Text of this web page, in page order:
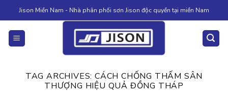
to
content
Jison Miền Nam - Nhà phân phối sơn Jison độc quyền tại miền Nam
TAG ARCHIVES: CÁCH CHỐNG THẤM SÂN
THƯỢNG HIỆU QUẢ ĐỒNG THÁP